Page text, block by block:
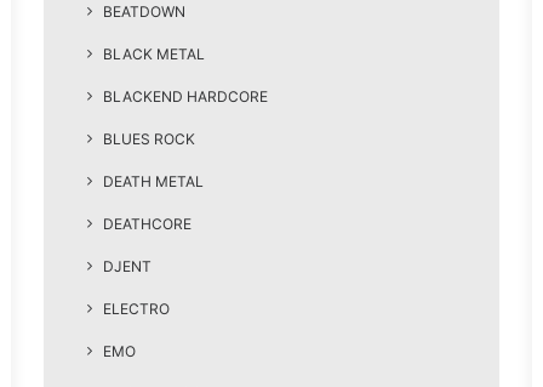
BEATDOWN
BLACK METAL
BLACKEND HARDCORE
BLUES ROCK
DEATH METAL
DEATHCORE
DJENT
ELECTRO
EMO